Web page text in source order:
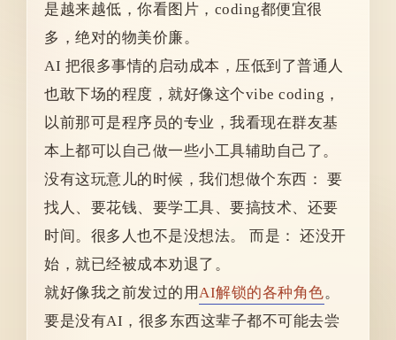
是越来越低，你看图片，coding都便宜很
多，绝对的物美价廉。
AI 把很多事情的启动成本，压低到了普通人
也敢下场的程度，就好像这个vibe coding，
以前那可是程序员的专业，我看现在群友基
本上都可以自己做一些小工具辅助自己了。
没有这玩意儿的时候，我们想做个东西： 要
找人、要花钱、要学工具、要搞技术、还要
时间。很多人也不是没想法。 而是： 还没开
始，就已经被成本劝退了。
就好像我之前发过的用AI解锁的各种角色。
要是没有AI，很多东西这辈子都不可能去尝